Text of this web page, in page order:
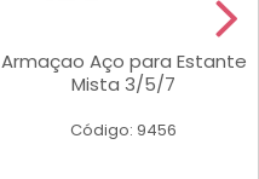
Armaçao Aço para Estante
Mista 3/5/7
Código: 9456